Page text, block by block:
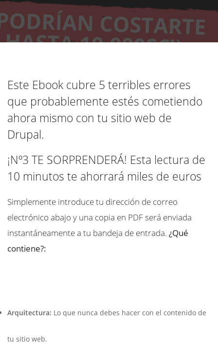
Este Ebook cubre 5 terribles errores
que probablemente estés cometiendo
ahora mismo con tu sitio web de
Drupal.
¡Nº3 TE SORPRENDERÁ! Esta lectura de
10 minutos te ahorrará miles de euros
Simplemente introduce tu dirección de correo
electrónico abajo y una copia en PDF será enviada
instantáneamente a tu bandeja de entrada. ¿Qué
contiene?:
Arquitectura: Lo que nunca debes hacer con el contenido de
tu sitio web.